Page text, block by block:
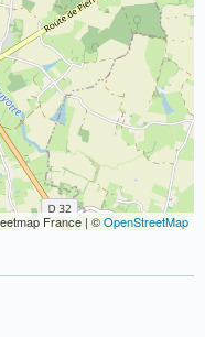
France | ©OpenStreetMap